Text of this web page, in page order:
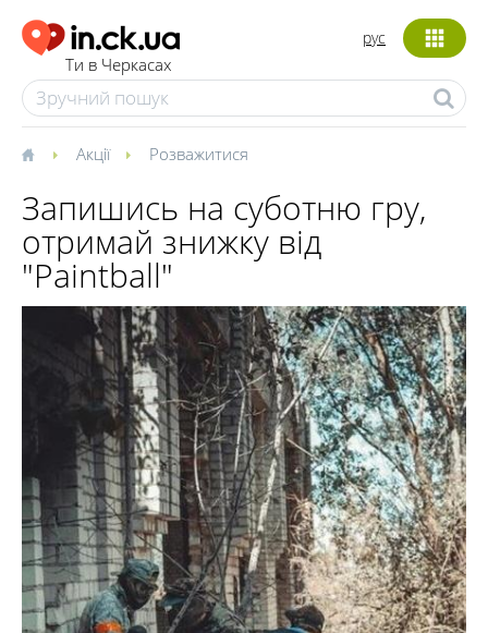
Ти в Черкасах
рус
Акції Розважитися
Запишись на суботню гру,
отримай знижку від
"Paintball"